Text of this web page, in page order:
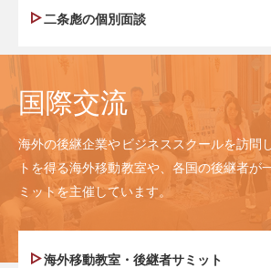
二条彪の個別面談
国際交流
海外の後継企業やビジネススクールを訪問
トを得る海外移動教室や、各国の後継者が
ミットを主催しています。
海外移動教室・後継者サミット